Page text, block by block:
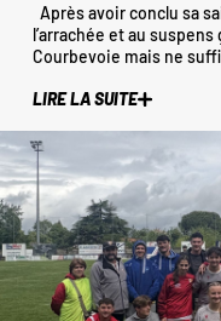
Après avoir conclu sa
l’arrachée et au
Courbevoie mais ne
LIRE LA SUITE